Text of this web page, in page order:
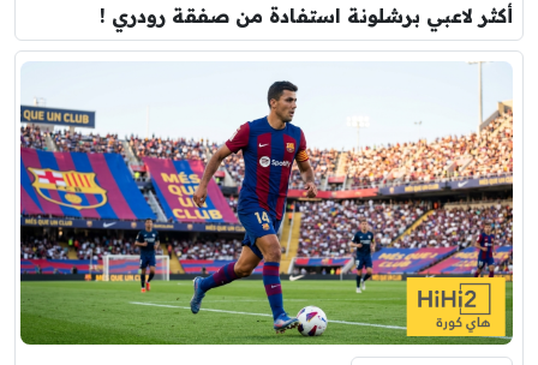
أكثر لاعبي برشلونة استفادة من صفقة رودري !